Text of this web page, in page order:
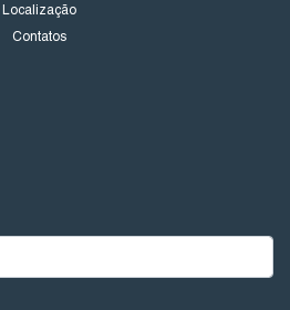
Localização
Contatos